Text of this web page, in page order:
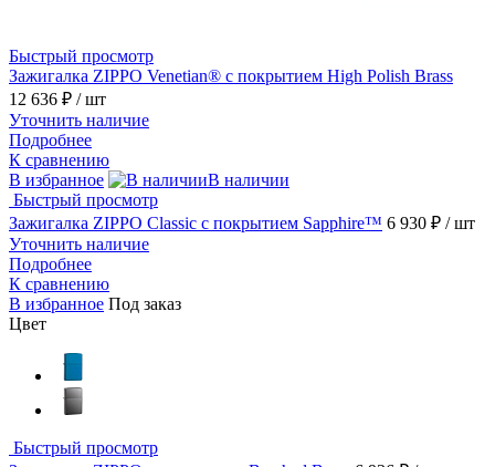
Быстрый просмотр
Зажигалка ZIPPO Venetian® с покрытием High Polish Brass
12 636 ₽ / шт
Уточнить наличие
Подробнее
К сравнению
В избранное
В наличии
Быстрый просмотр
Зажигалка ZIPPO Classic с покрытием Sapphire™ 6 930 ₽ / шт
Уточнить наличие
Подробнее
К сравнению
В избранное Под заказ
Цвет
Быстрый просмотр